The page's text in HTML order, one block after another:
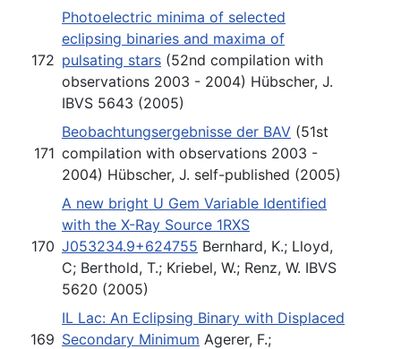
172
Photoelectric minima of selected
eclipsing binaries and maxima of
pulsating stars (52nd compilation with
observations 2003 - 2004) Hübscher, J.
IBVS 5643 (2005)
171
Beobachtungsergebnisse der BAV (51st
compilation with observations 2003 -
2004) Hübscher, J. self-published (2005)
170
A new bright U Gem Variable Identified
with the X-Ray Source 1RXS
J053234.9+624755 Bernhard, K.; Lloyd,
C; Berthold, T.; Kriebel, W.; Renz, W. IBVS
5620 (2005)
169
IL Lac: An Eclipsing Binary with Displaced
Secondary Minimum Agerer, F.;